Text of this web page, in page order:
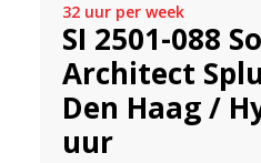
32 uur per week
SI 2501-088
Architect
Den Haag /
uur